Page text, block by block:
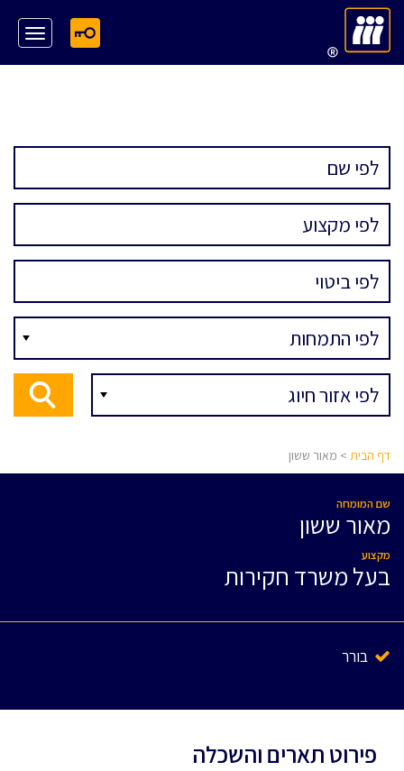
דף הבית > מאור ששון
שם המומחה
מאור ששון
מקצוע
בעל משרד חקירות
בורר
פירוט תארים והשכלה